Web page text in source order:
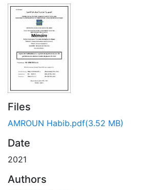
Files
AMROUN Habib.pdf(3.52 MB)
Date
2021
Authors